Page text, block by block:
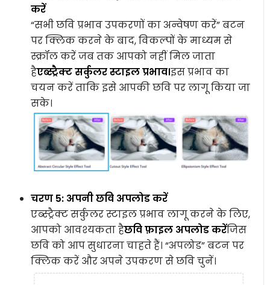
करें
“सभी छवि प्रभाव उपकरणों का अन्वेषण करें” बटन
पर क्लिक करने के बाद, विकल्पों के माध्यम से
स्क्रॉल करें जब तक आपको नहीं मिल जाता
हैएब्स्ट्रैक्ट सर्कुलर स्टाइल प्रभाव।इस प्रभाव का
चयन करें ताकि इसे आपकी छवि पर लागू किया जा
सके।
चरण 5: अपनी छवि अपलोड करें
एब्स्ट्रैक्ट सर्कुलर स्टाइल प्रभाव लागू करने के लिए,
आपको आवश्यकता हैछवि फ़ाइल अपलोड करेंजिस
छवि को आप सुधारना चाहते हैं। “अपलोड” बटन पर
क्लिक करें और अपने उपकरण से छवि चुनें।